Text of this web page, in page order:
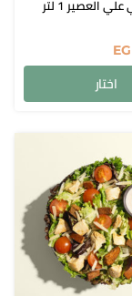
العصير 1 لتر
اختار